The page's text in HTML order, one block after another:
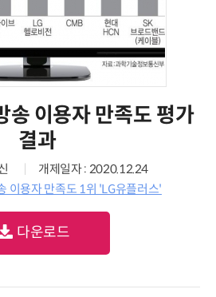
이용자 만족도 평가
결과
개제일자 : 2020.12.24
이용자 만족도 1위 'LG유플러스'
다운로드